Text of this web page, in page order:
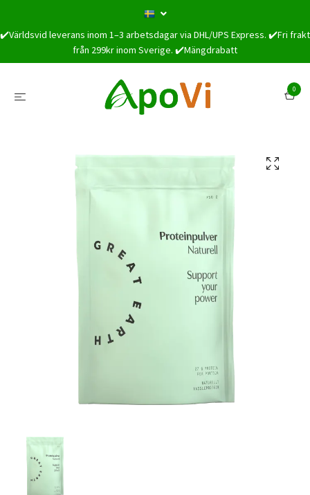
✔️Världsvid leverans inom 1–3 arbetsdagar via DHL/UPS Express. ✔️Fri frakt
från 299kr inom Sverige. ✔️Mängdrabatt
0